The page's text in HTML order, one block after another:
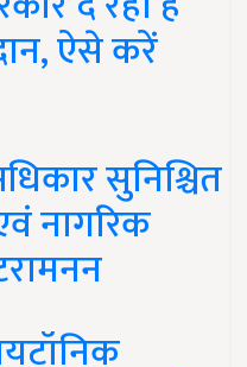
ऐसे करें
सुनिश्चित
नागरिक